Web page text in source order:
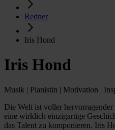
Redner
Iris Hond
Iris Hond
Musik | Pianistin | Motivation |
Die Welt ist voller
eine wirklich einzigartige
das Talent zu komponieren. Iris